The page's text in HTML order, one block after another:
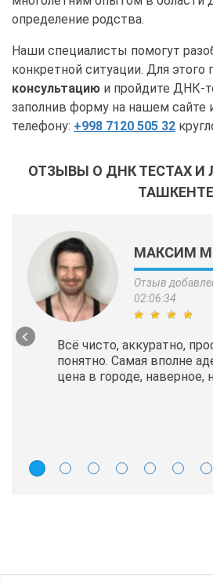
определение родства.
Наши специалисты помогут
конкретной ситуации. Для этого
консультацию и пройдите ДНК-
заполнив форму на нашем сайте
телефону: +998 7120 505 32
ОТЗЫВЫ О ДНК ТЕСТАХ И
ТАШКЕНТЕ
МАКСИМ
Отзыв
02:06:34
Всё чисто, аккуратно,
понятно. Самая вполне
цена в городе, наверное,